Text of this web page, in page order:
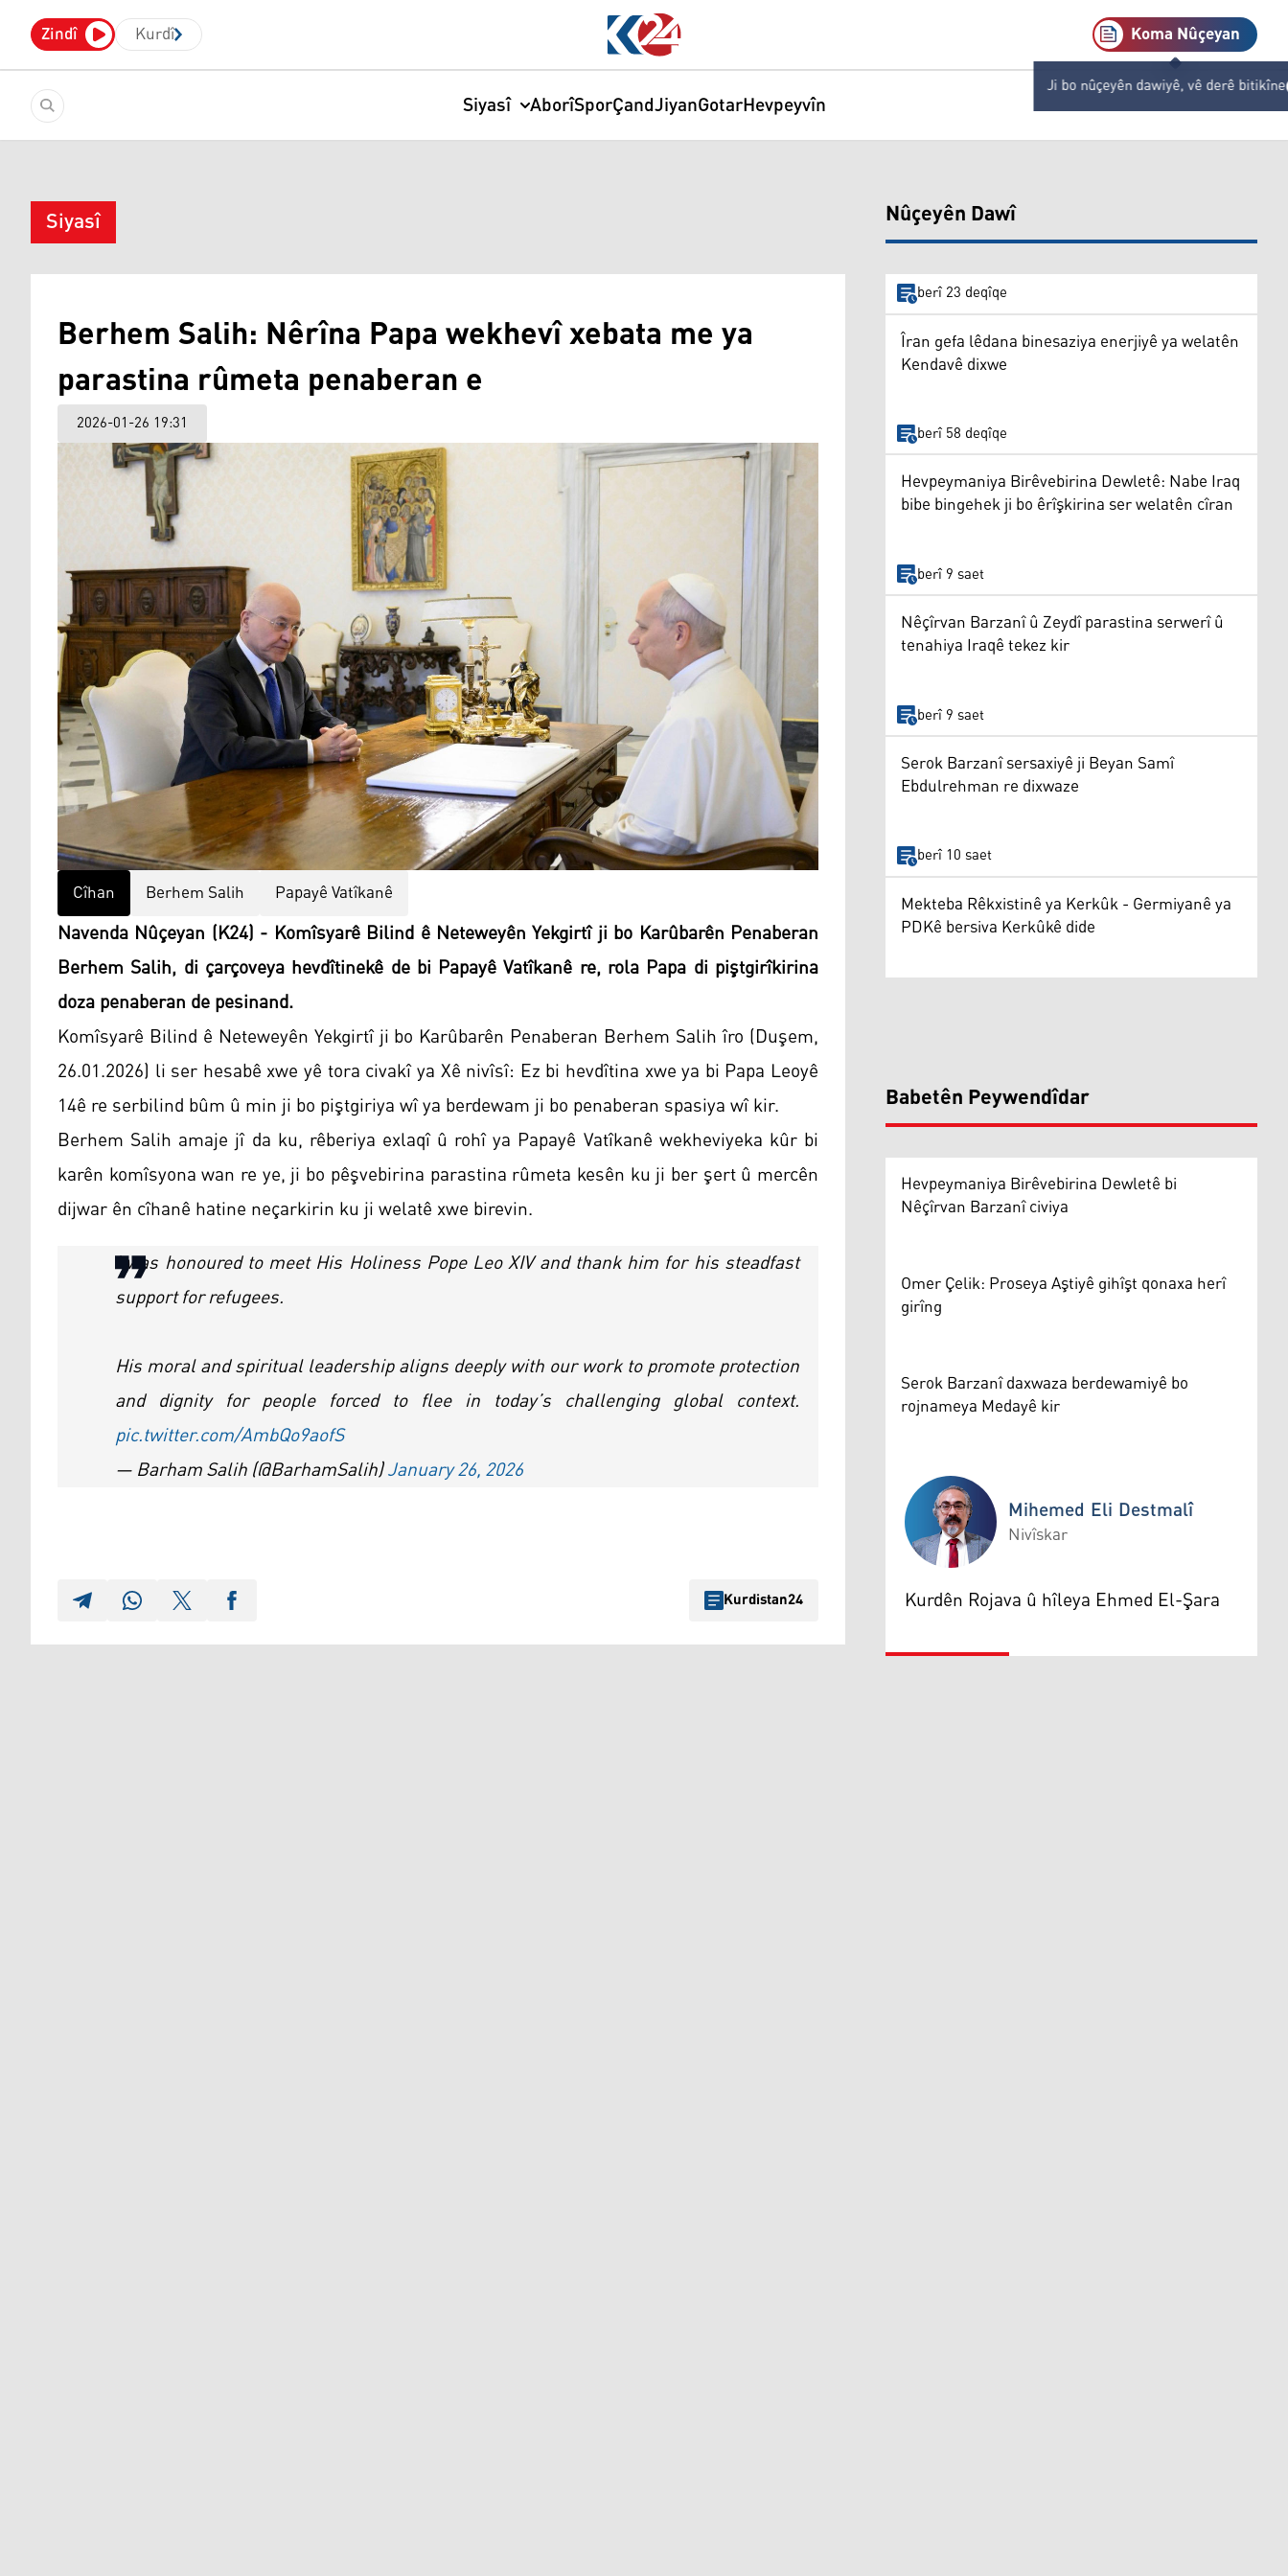
Zindî Kurdî Koma Nûçeyan
Ji bo nûçeyên dawiyê, vê derê bitikîne
Siyasî AborîSporÇandJiyanGotarHevpeyvîn
Siyasî
Berhem Salih: Nêrîna Papa wekhevî xebata me ya
parastina rûmeta penaberan e
2026-01-26 19:31
Cîhan Berhem Salih Papayê Vatîkanê
Navenda Nûçeyan (K24) - Komîsyarê Bilind ê Neteweyên Yekgirtî ji bo Karûbarên Penaberan
Berhem Salih, di çarçoveya hevdîtinekê de bi Papayê Vatîkanê re, rola Papa di piştgirîkirina
doza penaberan de pesinand.
Komîsyarê Bilind ê Neteweyên Yekgirtî ji bo Karûbarên Penaberan Berhem Salih îro (Duşem,
26.01.2026) li ser hesabê xwe yê tora civakî ya Xê nivîsî: Ez bi hevdîtina xwe ya bi Papa Leoyê
14ê re serbilind bûm û min ji bo piştgiriya wî ya berdewam ji bo penaberan spasiya wî kir.
Berhem Salih amaje jî da ku, rêberiya exlaqî û rohî ya Papayê Vatîkanê wekheviyeka kûr bi
karên komîsyona wan re ye, ji bo pêşvebirina parastina rûmeta kesên ku ji ber şert û mercên
dijwar ên cîhanê hatine neçarkirin ku ji welatê xwe birevin.
I was honoured to meet His Holiness Pope Leo XIV and thank him for his steadfast
support for refugees.
His moral and spiritual leadership aligns deeply with our work to promote protection
and dignity for people forced to flee in today’s challenging global context.
pic.twitter.com/AmbQo9aofS
— Barham Salih (@BarhamSalih)January 26, 2026
Kurdistan24
Nûçeyên Dawî
berî 23 deqîqe
Îran gefa lêdana binesaziya enerjiyê ya welatên
Kendavê dixwe
berî 58 deqîqe
Hevpeymaniya Birêvebirina Dewletê: Nabe Iraq
bibe bingehek ji bo êrîşkirina ser welatên cîran
berî 9 saet
Nêçîrvan Barzanî û Zeydî parastina serwerî û
tenahiya Iraqê tekez kir
berî 9 saet
Serok Barzanî sersaxiyê ji Beyan Samî
Ebdulrehman re dixwaze
berî 10 saet
Mekteba Rêkxistinê ya Kerkûk - Germiyanê ya
PDKê bersiva Kerkûkê dide
Babetên Peywendîdar
Hevpeymaniya Birêvebirina Dewletê bi
Nêçîrvan Barzanî civiya
Omer Çelik: Proseya Aştiyê gihîşt qonaxa herî
girîng
Serok Barzanî daxwaza berdewamiyê bo
rojnameya Medayê kir
Mihemed Eli Destmalî
Mihemed Eli Destmalî
Nivîskar
Kurdên Rojava û hîleya Ehmed El-Şara